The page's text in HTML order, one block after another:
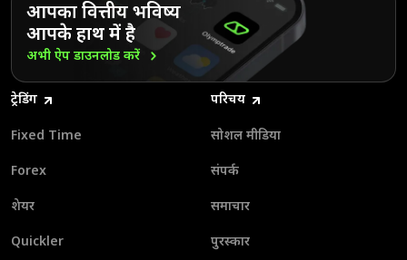
आपका वित्तीय भविष्य
आपके हाथ में है
अभी ऐप डाउनलोड करें
ट्रेडिंग
Fixed Time
Forex
शेयर
Quickler
परिचय
सोशल मीडिया
संपर्क
समाचार
पुरस्कार